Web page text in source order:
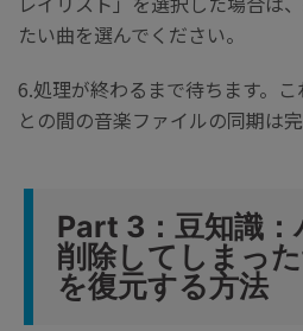
たい曲を選んでください。
6.処理が終わるまで待ちます。
との間の音楽ファイルの同期は完
Part 3：豆知識
削除してしまっ
を復元する方法